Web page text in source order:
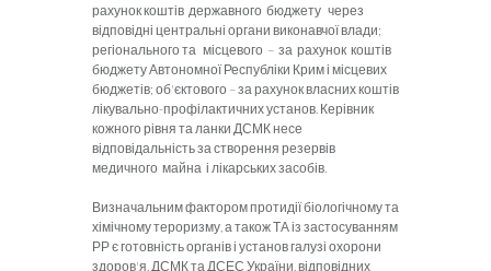
рахунок коштів державного бюджету через
відповідні центральні органи виконавчої влади;
регіонального та місцевого – за рахунок коштів
бюджету Автономної Республіки Крим і місцевих
бюджетів; об'єктового – за рахунок власних коштів
лікувально-профілактичних установ. Керівник
кожного рівня та ланки ДСМК несе
відповідальність за створення резервів
медичного майна і лікарських засобів.
Визначальним фактором протидії біологічному та
хімічному тероризму, а також ТА із застосуванням
РР є готовність органів і установ галузі охорони
здоров'я, ДСМК та ДСЕС України, відповідних